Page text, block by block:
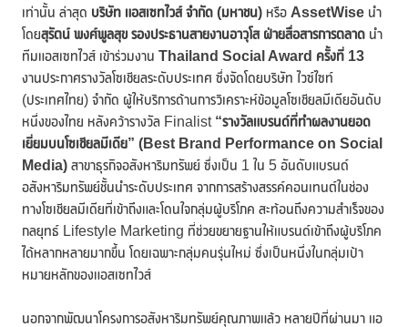
เท่านั้น ล่าสุด บริษัท แอสเซทไวส์ จำกัด (มหาชน) หรือ AssetWise นำ
โดยสุรัตน์ พงศ์พูลสุข รองประธานสายงานอาวุโส ฝ่ายสื่อสารการตลาด นำ
ทีมแอสเซทไวส์ เข้าร่วมงาน Thailand Social Award ครั้งที่ 13
งานประกาศรางวัลโซเชียลระดับประเทศ ซึ่งจัดโดยบริษัท ไวซ์ไซท์
(ประเทศไทย) จำกัด ผู้ให้บริการด้านการวิเคราะห์ข้อมูลโซเชียลมีเดียอันดับ
หนึ่งของไทย หลังคว้ารางวัล Finalist “รางวัลแบรนด์ที่ทำผลงานยอด
เยี่ยมบนโซเชียลมีเดีย” (Best Brand Performance on Social
Media) สาขาธุรกิจอสังหาริมทรัพย์ ซึ่งเป็น 1 ใน 5 อันดับแบรนด์
อสังหาริมทรัพย์ชั้นนำระดับประเทศ จากการสร้างสรรค์คอนเทนต์ในช่อง
ทางโซเชียลมีเดียที่เข้าถึงและโดนใจกลุ่มผู้บริโภค สะท้อนถึงความสำเร็จของ
กลยุทธ์ Lifestyle Marketing ที่ช่วยขยายฐานให้แบรนด์เข้าถึงผู้บริโภค
ได้หลากหลายมากขึ้น โดยเฉพาะกลุ่มคนรุ่นใหม่ ซึ่งเป็นหนึ่งในกลุ่มเป้า
หมายหลักของแอสเซทไวส์
นอกจากพัฒนาโครงการอสังหาริมทรัพย์คุณภาพแล้ว หลายปีที่ผ่านมา แอ